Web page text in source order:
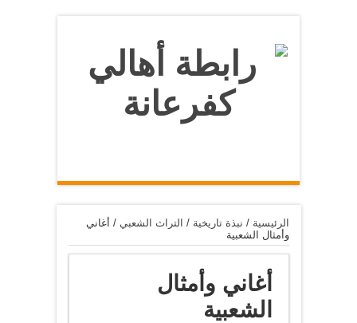
الرئيسية / نبذة تاريخية / التراث الشعبي / أغاني
وأمثال الشعبية
أغاني وأمثال
الشعبية